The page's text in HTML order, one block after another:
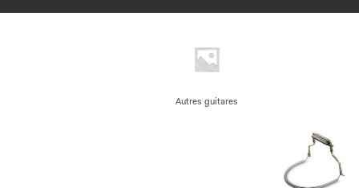
Autres guitares